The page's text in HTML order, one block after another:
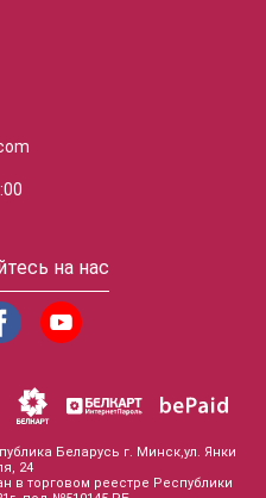
на нас
Беларусь г. Минск,ул. Янки
24
в торговом реестре Республики